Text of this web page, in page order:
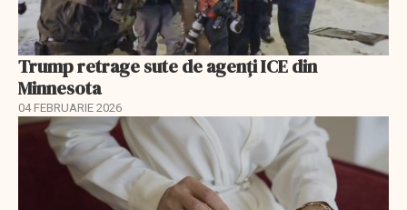
Trump retrage sute de agenți ICE din
Minnesota
04 FEBRUARIE 2026